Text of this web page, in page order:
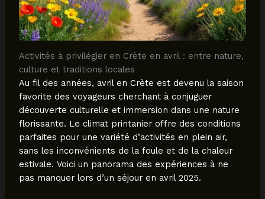
Activités à privilégier en Crète en avril : entre nature,
culture et traditions locales
Au fil des années, avril en Crète est devenu la saison
favorite des voyageurs cherchant à conjuguer
découverte culturelle et immersion dans une nature
florissante. Le climat printanier offre des conditions
parfaites pour une variété d’activités en plein air,
sans les inconvénients de la foule et de la chaleur
estivale. Voici un panorama des expériences à ne
pas manquer lors d’un séjour en avril 2025.